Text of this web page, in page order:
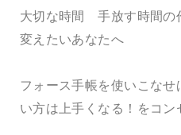
大切な時間 手放す時間の
変えたいあなたへ
フォース手帳を使いこな
い方は上手くなる！をコン